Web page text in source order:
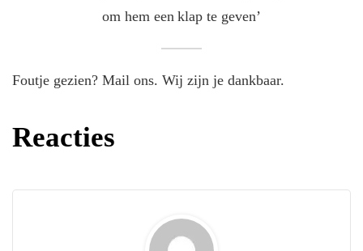
om hem een klap te geven’
Foutje gezien? Mail ons. Wij zijn je dankbaar.
Reacties